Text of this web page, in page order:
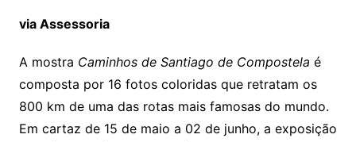
via Assessoria
A mostra Caminhos de Santiago de Compostela é
composta por 16 fotos coloridas que retratam os
800 km de uma das rotas mais famosas do mundo.
Em cartaz de 15 de maio a 02 de junho, a exposição